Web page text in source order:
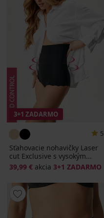
3+1 ZADARMO
5
Sťahovacie nohavičky Laser
cut Exclusive s vysokým...
39,99 € akcia 3+1 ZADARMO